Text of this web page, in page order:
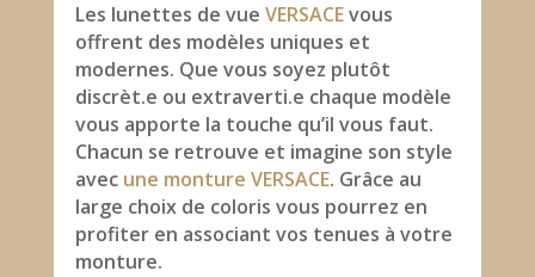
Les lunettes de vue VERSACEvous
offrent des modèles uniques et
modernes. Que vous soyez plutôt
discrèt.e ou extraverti.e chaque modèle
vous apporte la touche qu’il vous faut.
Chacun se retrouve et imagine son style
avec une monture VERSACE. Grâce au
large choix de coloris vous pourrez en
profiter en associant vos tenues à votre
monture.